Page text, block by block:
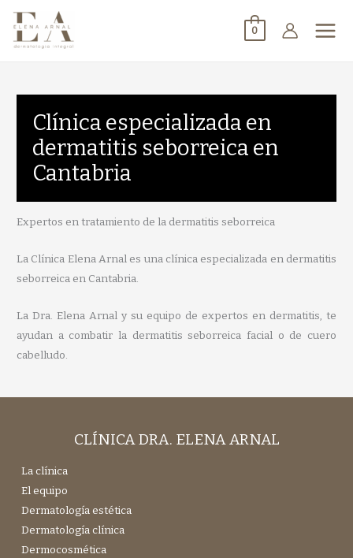
0
Clínica especializada en
dermatitis seborreica en
Cantabria
Expertos en tratamiento de la dermatitis seborreica
La Clínica Elena Arnal es una clínica especializada en dermatitis
seborreica en Cantabria.
La Dra. Elena Arnal y su equipo de expertos en dermatitis, te
ayudan a combatir la dermatitis seborreica facial o de cuero
cabelludo.
CLÍNICA DRA. ELENA ARNAL
La clínica
El equipo
Dermatología estética
Dermatología clínica
Dermocosmética